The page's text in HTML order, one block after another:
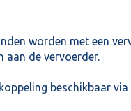
worden met een
de vervoerder.
beschikbaar